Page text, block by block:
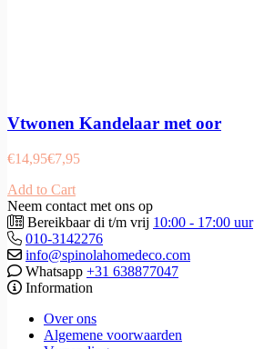
Vtwonen Kandelaar met oor
€14,95€7,95
Add to Cart
Neem contact met ons op
Bereikbaar di t/m vrij 10:00 - 17:00 uur
010-3142276
info@spinolahomedeco.com
Whatsapp +31 638877047
Information
Over ons
Algemene voorwaarden